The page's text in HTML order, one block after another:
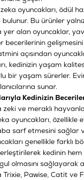
zeka oyuncakları, ödül
Bu ürünler
yer alan oyuncaklar,
becerilerinin
açısından
kedinizin yaşam
bir yaşam sürerler.
sunar.
Kedinizin
zeki ve meraklı
oyuncakları,
sarf etmesini sağlar
genellikle farklı
kedinin hem
olmasını sağlayarak
Trixie, Pawise, Catit ve